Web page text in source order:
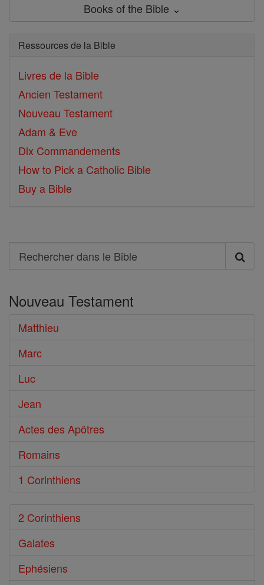
Books of the Bible ⌄
Ressources de la Bible
Livres de la Bible
Ancien Testament
Nouveau Testament
Adam & Eve
Dix Commandements
How to Pick a Catholic Bible
Buy a Bible
Search
Rechercher
le
Bible
Nouveau Testament
Matthieu
Marc
Luc
Jean
Actes des Apôtres
Romains
1 Corinthiens
2 Corinthiens
Galates
Ephésiens